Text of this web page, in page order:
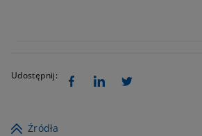
Udostępnij:
Źródła